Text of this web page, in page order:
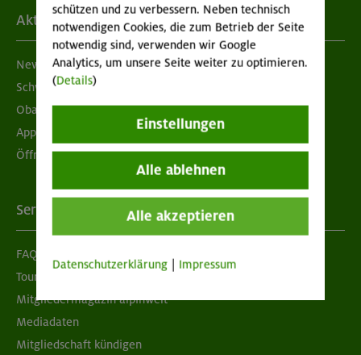
Aktuelles
Newsletter
Schwarzes Brett
Obacht geben!
App "Mein DAV+"
Öffnungszeiten
Services
FAQ
Tour der Woche
Mitgliedermagazin alpinwelt
Mediadaten
Mitgliedschaft kündigen
schützen und zu verbessern. Neben technisch
notwendigen Cookies, die zum Betrieb der Seite
notwendig sind, verwenden wir Google
Analytics, um unsere Seite weiter zu optimieren.
(Details)
Einstellungen
Alle ablehnen
Alle akzeptieren
Datenschutzerklärung Impressum